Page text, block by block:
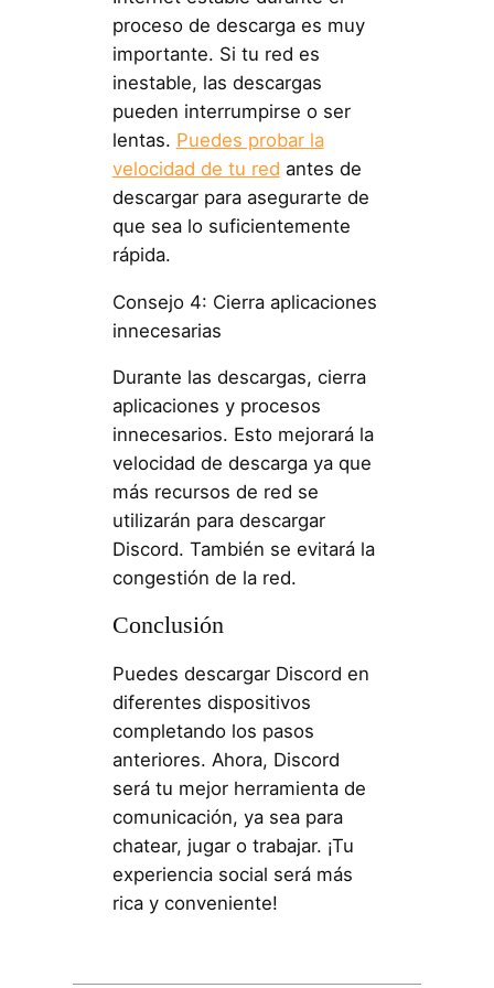
proceso de descarga es muy
importante. Si tu red es
inestable, las descargas
pueden interrumpirse o ser
lentas. Puedes probar la
velocidad de tu red antes de
descargar para asegurarte de
que sea lo suficientemente
rápida.
Consejo 4: Cierra aplicaciones
innecesarias
Durante las descargas, cierra
aplicaciones y procesos
innecesarios. Esto mejorará la
velocidad de descarga ya que
más recursos de red se
utilizarán para descargar
Discord. También se evitará la
congestión de la red.
Conclusión
Puedes descargar Discord en
diferentes dispositivos
completando los pasos
anteriores. Ahora, Discord
será tu mejor herramienta de
comunicación, ya sea para
chatear, jugar o trabajar. ¡Tu
experiencia social será más
rica y conveniente!